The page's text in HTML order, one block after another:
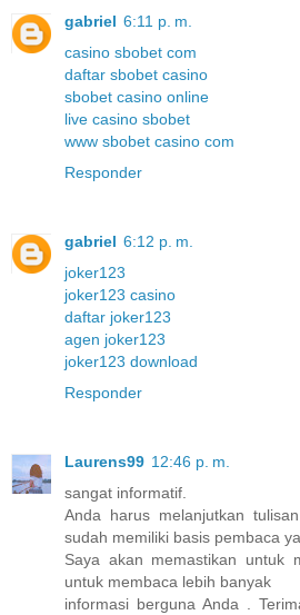
gabriel 6:11 p. m.
casino sbobet com
daftar sbobet casino
sbobet casino online
live casino sbobet
www sbobet casino com
Responder
gabriel 6:12 p. m.
joker123
joker123 casino
daftar joker123
agen joker123
joker123 download
Responder
Laurens99 12:46 p. m.
sangat informatif.
Anda harus melanjutkan
sudah memiliki basis pembaca
Saya akan memastikan untuk
untuk membaca lebih banyak
informasi berguna Anda .